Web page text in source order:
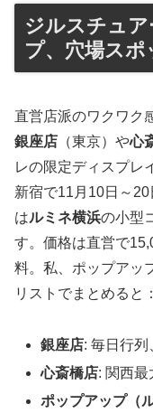
ジルスチュ
プ、穴場スポ
直営店派のワクワク
銀座店 （東京）や心
レの限定ディスプレ
新宿で11月10日～
はルミネ横浜の小型
す。価格は直営で
料。私、ポップアッ
リストでまとめると：
銀座店: 毎日行
心斎橋店: 関西最
ポップアップ（